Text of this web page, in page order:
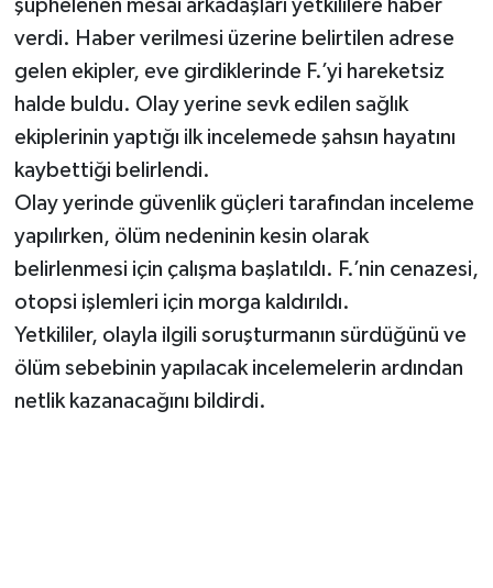
şüphelenen mesai arkadaşları yetkililere haber
verdi. Haber verilmesi üzerine belirtilen adrese
gelen ekipler, eve girdiklerinde F.’yi hareketsiz
halde buldu. Olay yerine sevk edilen sağlık
ekiplerinin yaptığı ilk incelemede şahsın hayatını
kaybettiği belirlendi.
Olay yerinde güvenlik güçleri tarafından inceleme
yapılırken, ölüm nedeninin kesin olarak
belirlenmesi için çalışma başlatıldı. F.’nin cenazesi,
otopsi işlemleri için morga kaldırıldı.
Yetkililer, olayla ilgili soruşturmanın sürdüğünü ve
ölüm sebebinin yapılacak incelemelerin ardından
netlik kazanacağını bildirdi.